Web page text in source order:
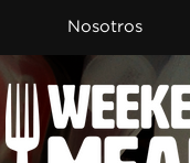
Nosotros